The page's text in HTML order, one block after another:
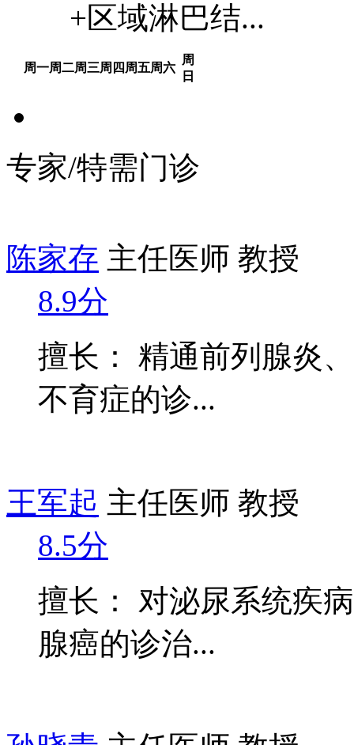
+区域淋巴结...
周一周二周三周四 周五周六
周
日
专家/特需门诊
陈家存 主任医师 教授
8.9分
擅长： 精通前列腺炎
不育症的诊...
王军起 主任医师 教授
8.5分
擅长： 对泌尿系统疾
腺癌的诊治...